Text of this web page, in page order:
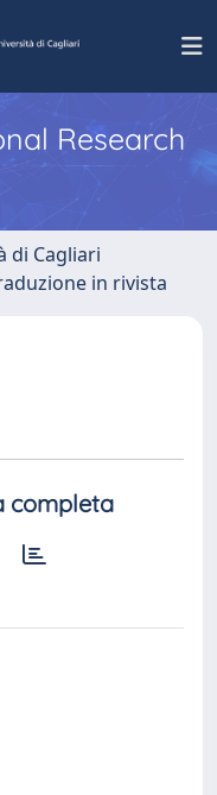
Research
di Cagliari
in rivista
completa